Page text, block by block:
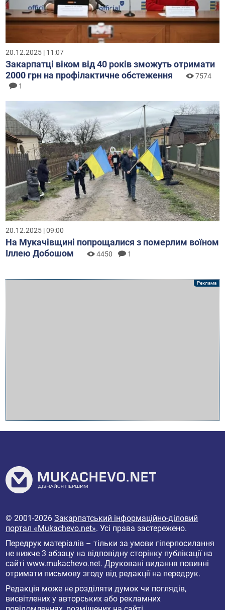
20.12.2025 | 11:07
Закарпатці віком від 40 років зможуть отримати
2000 грн на профілактичне обстеження
7574
1
20.12.2025 | 09:00
На Мукачівщині попрощалися з померлим воїном
Іллею Добошом
4450 1
© 2001-2026Закарпатський інформаційно-діловий
портал «Mukachevo.net». Усі права застережено.
Передрук матеріалів – тільки за умови гіперпосилання
не нижче 3 абзацу на відповідну сторінку публікації на
сайтіwww.mukachevo.net. Друковані видання повинні
отримати письмову згоду від редакції на передрук.
Редакція може не розділяти думок чи поглядів,
висвітлених у авторських або рекламних